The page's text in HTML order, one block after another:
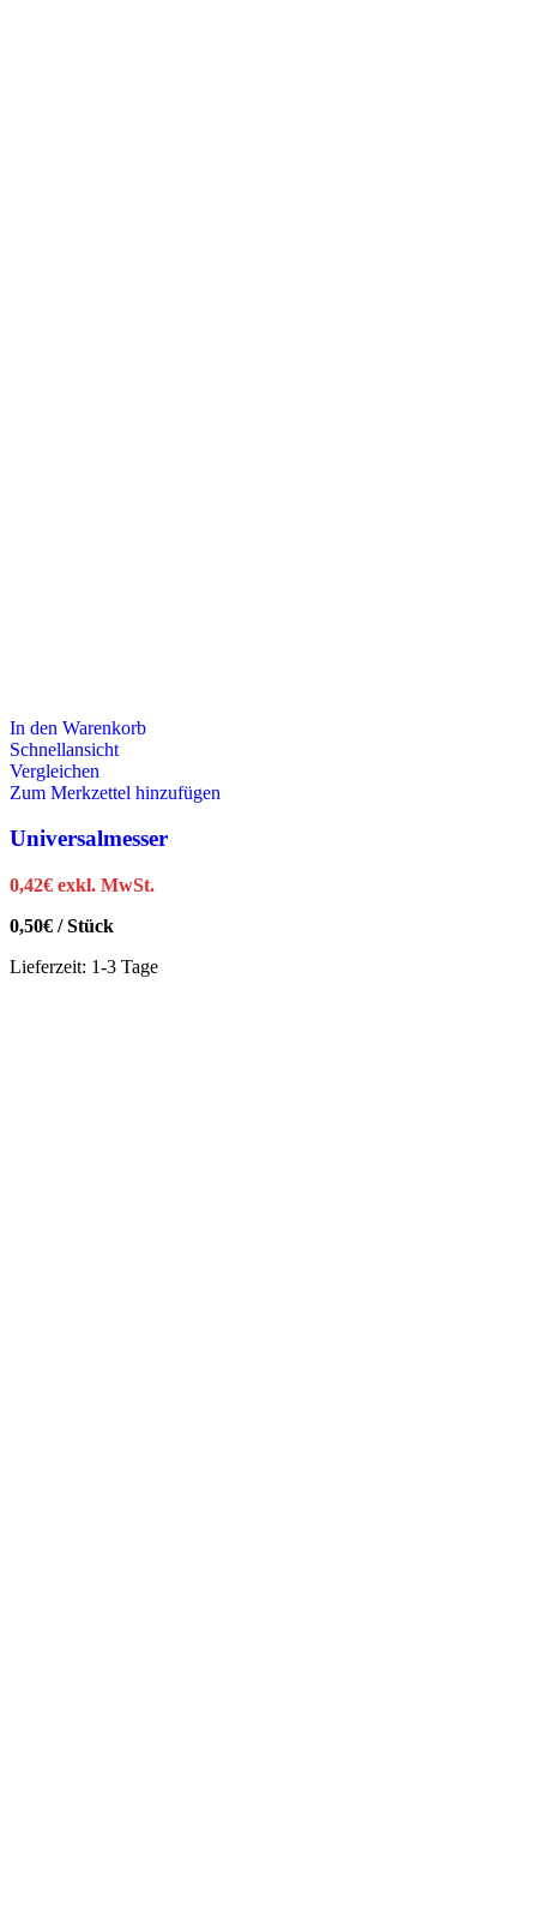
In den Warenkorb
Schnellansicht
Vergleichen
Zum Merkzettel hinzufügen
Universalmesser
0,42€ exkl. MwSt.
0,50€ /Stück
Lieferzeit: 1-3 Tage